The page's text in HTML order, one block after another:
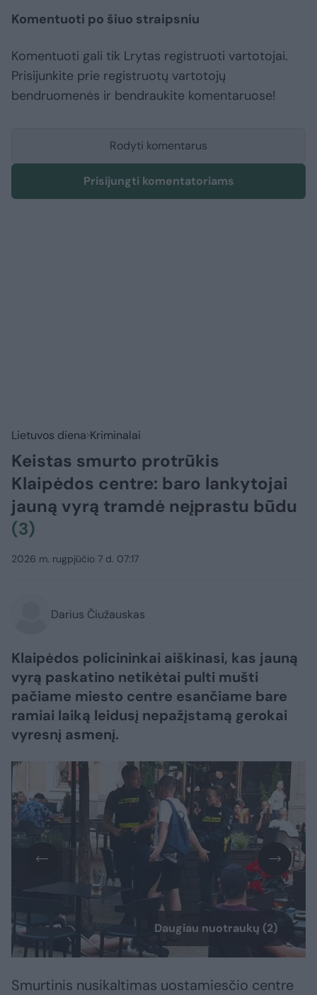
Komentuoti po šiuo straipsniu
Komentuoti gali tik Lrytas registruoti vartotojai.
Prisijunkite prie registruotų vartotojų
bendruomenės ir bendraukite komentaruose!
Rodyti komentarus
Prisijungti komentatoriams
Lietuvos diena Kriminalai
Keistas smurto protrūkis
Klaipėdos centre: baro lankytojai
jauną vyrą tramdė neįprastu būdu
(3)
2026 m. rugpjūčio 7 d. 07:17
Darius Čiužauskas
Klaipėdos policininkai aiškinasi, kas jauną
vyrą paskatino netikėtai pulti mušti
pačiame miesto centre esančiame bare
ramiai laiką leidusį nepažįstamą gerokai
vyresnį asmenį.
Daugiau nuotraukų (2)
Smurtinis nusikaltimas uostamiesčio centre